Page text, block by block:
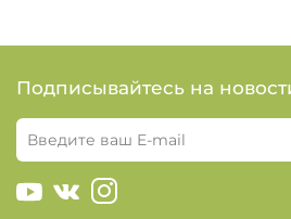
Подписывайтесь на